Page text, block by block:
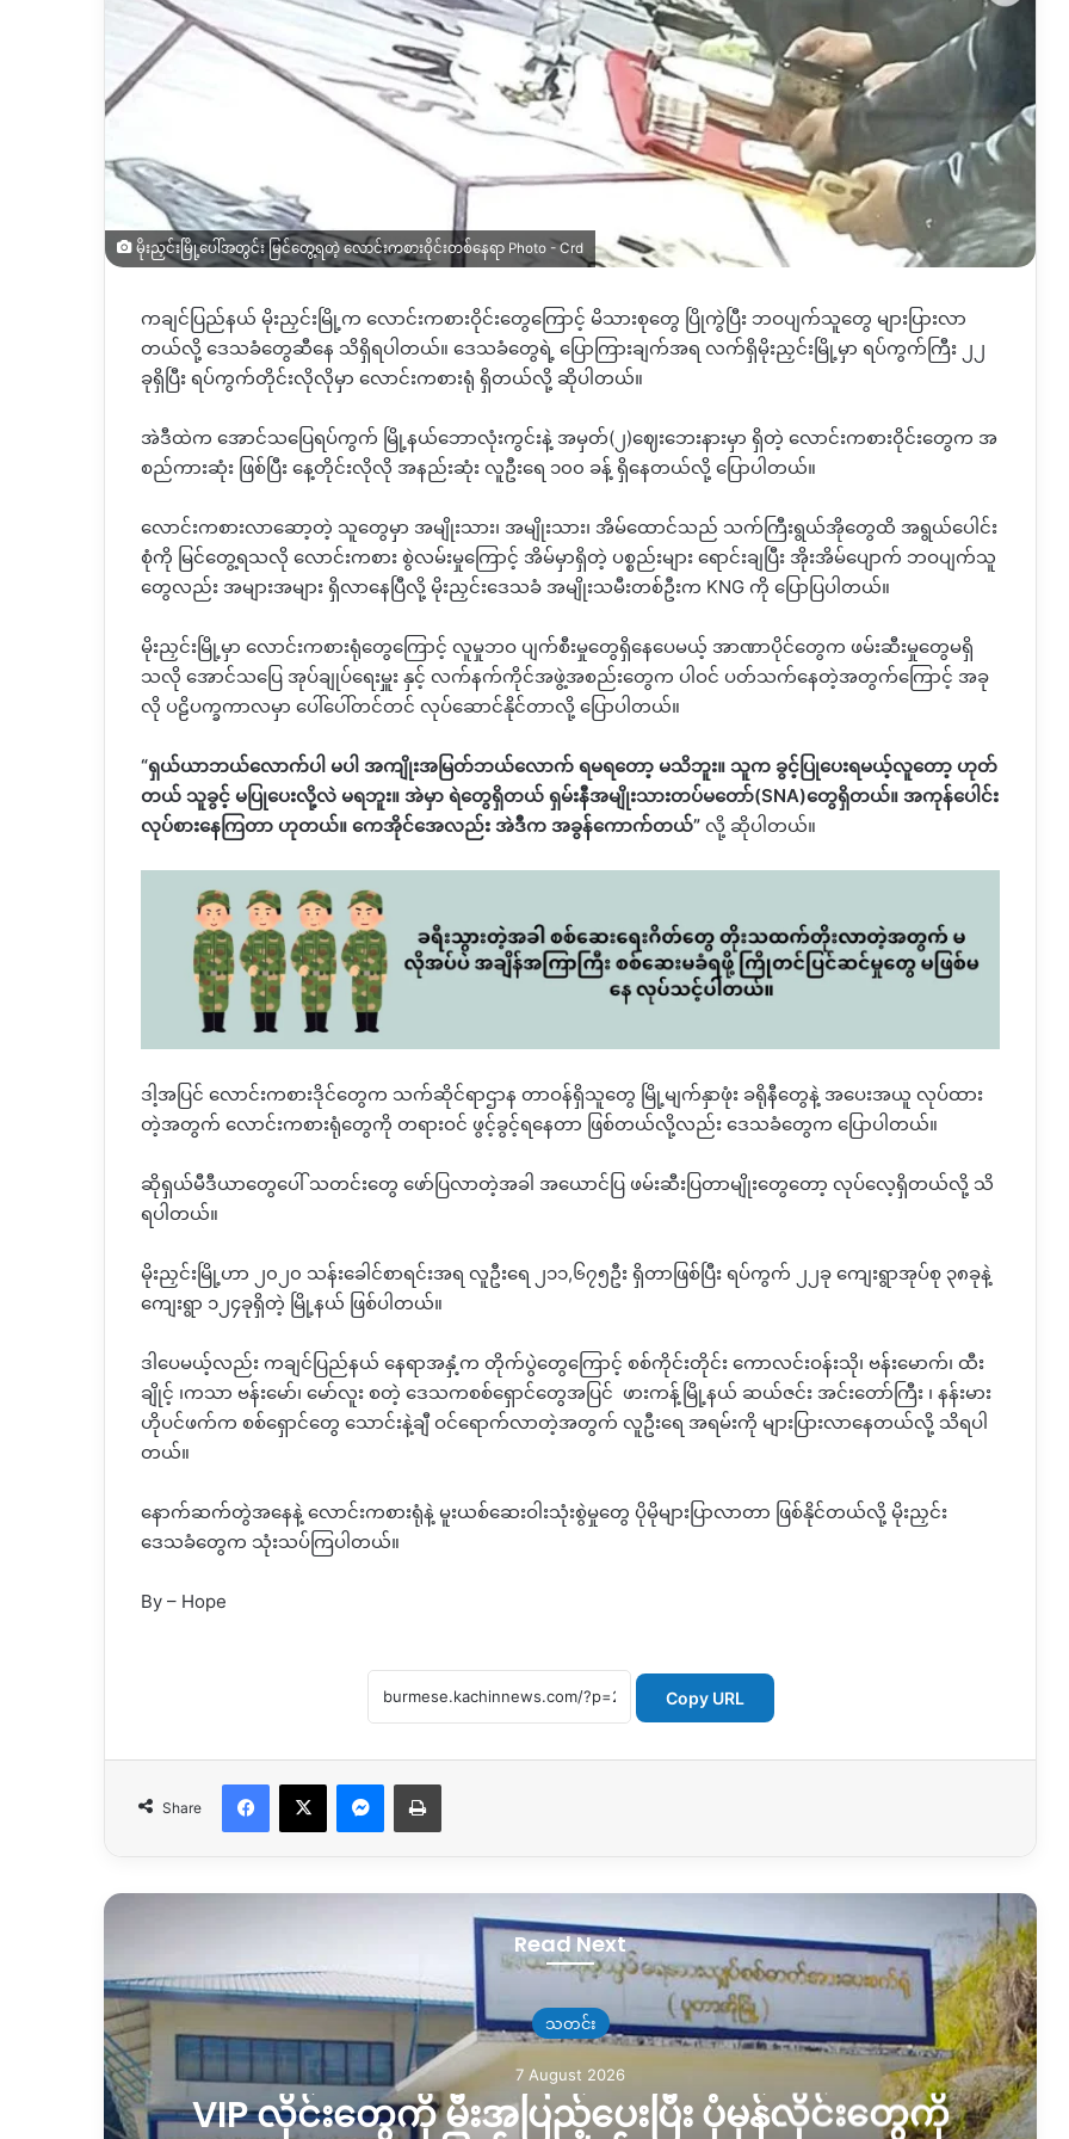
မိုးညှင်းမြို့ပေါ်အတွင်း မြင်တွေ့ရတဲ့ လောင်းကစားဝိုင်းတစ်နေရာ Photo - Crd
ကချင်ပြည်နယ် မိုးညှင်းမြို့က လောင်းကစားဝိုင်းတွေကြောင့် မိသားစုတွေ ပြိုကွဲပြီး ဘဝပျက်သူတွေ များပြားလာ
တယ်လို့ ဒေသခံတွေဆီနေ သိရှိရပါတယ်။ ဒေသခံတွေရဲ့ ပြောကြားချက်အရ လက်ရှိမိုးညှင်းမြို့မှာ ရပ်ကွက်ကြီး ၂၂
ခုရှိပြီး ရပ်ကွက်တိုင်းလိုလိုမှာ လောင်းကစားရုံ ရှိတယ်လို့ ဆိုပါတယ်။
အဲဒီထဲက အောင်သပြေရပ်ကွက် မြို့နယ်ဘောလုံးကွင်းနဲ့ အမှတ်( ၂)ဈေးဘေးနားမှာ ရှိတဲ့ လောင်းကစားဝိုင်းတွေက အ
စည်ကားဆုံး ဖြစ်ပြီး နေ့တိုင်းလိုလို အနည်းဆုံး လူဦးရေ ၁၀၀ ခန့် ရှိနေတယ်လို့ ပြောပါတယ်‌။
လောင်းကစားလာဆော့တဲ့ သူတွေမှာ အမျိုးသား၊ အမျိုးသား၊ အိမ်ထောင်သည် သက်ကြီးရွယ်အိုတွေထိ အရွယ်ပေါင်း
စုံကို မြင်တွေ့ရသလို လောင်းကစား စွဲလမ်းမှုကြောင့် အိမ်မှာရှိတဲ့ ပစ္စည်းများ ရောင်းချပြီး အိုးအိမ်ပျောက် ဘဝပျက်သူ
တွေလည်း အများအများ ရှိလာနေပြီလို့ မိုးညှင်းဒေသခံ အမျိုးသမီးတစ်ဦးက KNG ကို ပြောပြပါတယ်။
မိုးညှင်းမြို့မှာ လောင်းကစားရုံတွေကြောင့် လူမှုဘဝ ပျက်စီးမှုတွေရှိနေပေမယ့် အာဏာပိုင်တွေက ဖမ်းဆီးမှုတွေမရှိ
သလို အောင်သပြေ အုပ်ချုပ်ရေးမှူး နှင့် လက်နက်ကိုင်အဖွဲ့အစည်းတွေက ပါဝင် ပတ်သက်နေတဲ့အတွက်ကြောင့် အခု
လို ပဠိပက္ခကာလမှာ ပေါ်ပေါ်တင်တင် လုပ်ဆောင်နိုင်တာလို့ ပြောပါတယ်။
“ရှယ်ယာဘယ်လောက်ပါ မပါ အကျိုးအမြတ်ဘယ်လောက် ရမရတော့ မသိဘူး။ သူက ခွင့်ပြုပေးရမယ့်လူတော့ ဟုတ်
တယ် သူခွင့် မပြုပေးလို့လဲ မရဘူး။ အဲမှာ ရဲတွေရှိတယ် ရှမ်းနီအမျိုးသားတပ်မတော်(SNA)တွေရှိတယ်။ အကုန်ပေါင်း
လုပ်စားနေကြတာ ဟုတယ်။ ကေအိုင်အေလည်း အဲဒီက အခွန်ကောက်တယ်” လို့ ဆိုပါတယ်။
ဒါ့အပြင် လောင်းကစားဒိုင်တွေက သက်ဆိုင်ရာဌာန တာဝန်ရှိသူတွေ မြို့မျက်နှာဖုံး ခရိုနီတွေနဲ့ အပေးအယူ လုပ်ထား
တဲ့အတွက် လောင်းကစားရုံတွေကို တရားဝင် ဖွင့်ခွင့်ရနေတာ ဖြစ်တယ်လို့လည်း ဒေသခံတွေက ပြောပါတယ်။
ဆိုရှယ်မီဒီယာတွေပေါ် သတင်းတွေ ဖော်ပြလာတဲ့အခါ အယောင်ပြ ဖမ်းဆီးပြတာမျိုးတွေတော့ လုပ်လေ့ရှိတယ်လို့ သိ
ရပါတယ်။
မိုးညှင်းမြို့ဟာ ၂၀၂၀ သန်းခေါင်စာရင်းအရ လူဦးရေ ၂၁၁,၆၇၅ဦး ရှိတာဖြစ်ပြီး ရပ်ကွက် ၂၂ခု ကျေးရွာအုပ်စု ၃၈ခုနဲ့
ကျေးရွာ ၁၂၄ခုရှိတဲ့ မြို့နယ် ဖြစ်ပါတယ်။
ဒါပေမယ့်လည်း ကချင်ပြည်နယ် နေရာအနှံ့က တိုက်ပွဲ‌တွေကြောင့် စစ်ကိုင်းတိုင်း ကောလင်းဝန်းသို၊ ဗန်းမောက်၊ ထီး
ချိုင့် ၊ကသာ ဗန်းမော်၊ မော်လူး စတဲ့ ဒေသကစစ်ရှောင်တွေအပြင် ဖားကန့်မြို့နယ် ဆယ်ဇင်း အင်းတော်ကြီး ၊ နန်းမား
ဟိုပင်ဖက်က စစ်ရှောင်တွေ သောင်းနဲ့ချီ ဝင်ရောက်လာတဲ့အတွက် လူဦးရေ အရမ်းကို များပြားလာနေတယ်လို့ သိရပါ
တယ်။
နောက်ဆက်တွဲအနေနဲ့ လောင်းကစားရုံနဲ့ မူးယစ်ဆေးဝါးသုံးစွဲမှုတွေ ပိုမိုများပြာလာတာ ဖြစ်နိုင်တယ်လို့ မိုးညှင်း
ဒေသခံတွေက သုံးသပ်ကြပါတယ်။
By – Hope
Copy URL
Share
Facebook
X Messenger
Print
Read Next
သတင်း
7 August 2026
VIP လိုင်းတွေကို မီးအပြည့်ပေးပြီး ပုံမှန်လိုင်းတွေကို